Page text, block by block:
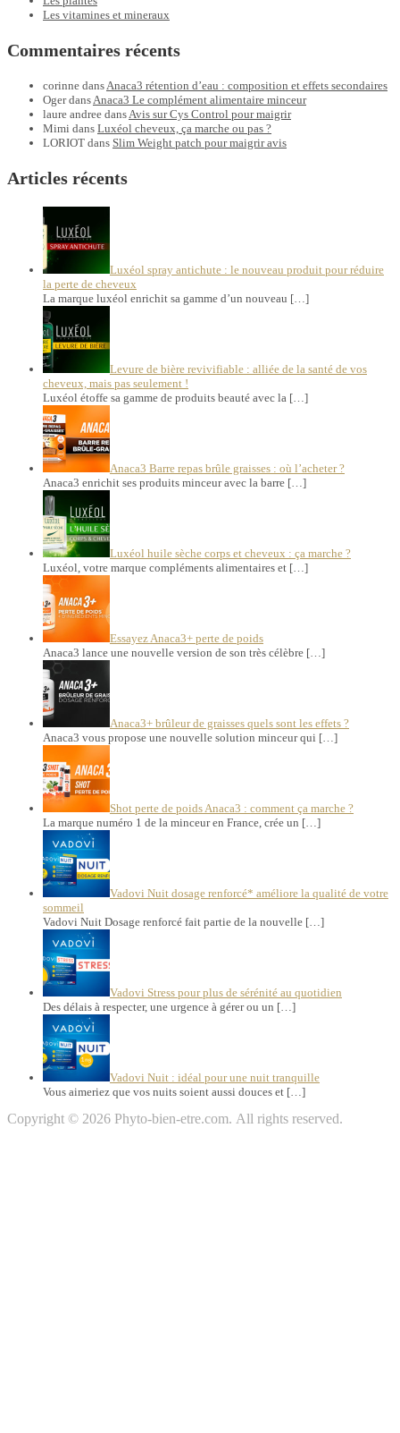
Les vitamines et mineraux
Commentaires récents
corinne dans Anaca3 rétention d’eau : composition et effets secondaires
Ogerdans Anaca3 Le complément alimentaire minceur
laure andree dans Avis sur Cys Control pour maigrir
Mimi dans Luxéol cheveux, ça marche ou pas ?
LORIOT dans Slim Weight patch pour maigrir avis
Articles récents
Luxéol spray antichute : le nouveau produit pour réduire
la perte de cheveux
La marque luxéol enrichit sa gamme d’un nouveau […]
Levure de bière revivifiable : alliée de la santé de vos
cheveux, mais pas seulement !
Luxéol étoffe sa gamme de produits beauté avec la […]
Anaca3 Barre repas brûle graisses : où l’acheter ?
Anaca3 enrichit ses produits minceur avec la barre […]
Luxéol huile sèche corps et cheveux : ça marche ?
Luxéol, votre marque compléments alimentaires et […]
Essayez Anaca3+ perte de poids
Anaca3 lance une nouvelle version de son très célèbre […]
Anaca3+ brûleur de graisses quels sont les effets ?
Anaca3 vous propose une nouvelle solution minceur qui […]
Shot perte de poids Anaca3 : comment ça marche ?
La marque numéro 1 de la minceur en France, crée un […]
Vadovi Nuit dosage renforcé* améliore la qualité de votre
sommeil
Vadovi Nuit Dosage renforcé fait partie de la nouvelle […]
Vadovi Stress pour plus de sérénité au quotidien
Des délais à respecter, une urgence à gérer ou un […]
Vadovi Nuit : idéal pour une nuit tranquille
Vous aimeriez que vos nuits soient aussi douces et […]
Copyright © 2026 Phyto-bien-etre.com. All rights reserved.